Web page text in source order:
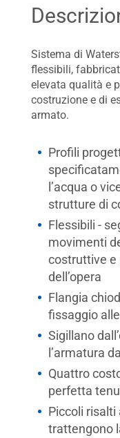
Sistema di
flessibili,
elevata qualità e
costruzione e di
armato.
Profili
l’acqua o
strutture di
Flessibili -
movimenti
costruttive e
dell’opera
Flangia
fissaggio
Sigillano
l’armatura
Quattro
perfetta
Piccoli
trattengono